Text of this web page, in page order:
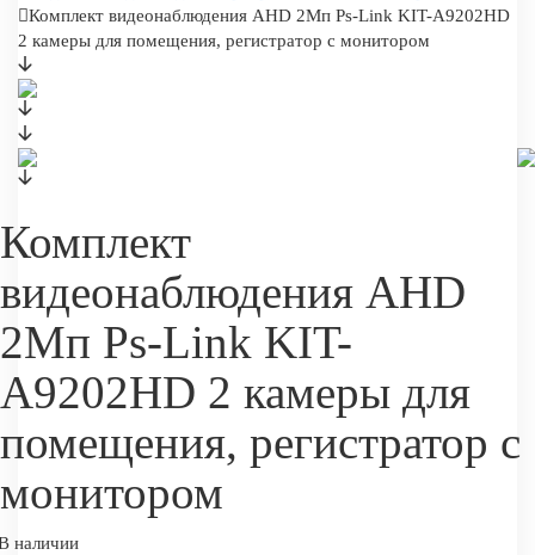
Комплект видеонаблюдения AHD 2Мп Ps-Link KIT-A9202HD
2 камеры для помещения, регистратор с монитором
Комплект
видеонаблюдения AHD
2Мп Ps-Link KIT-
A9202HD 2 камеры для
помещения, регистратор с
монитором
наличии